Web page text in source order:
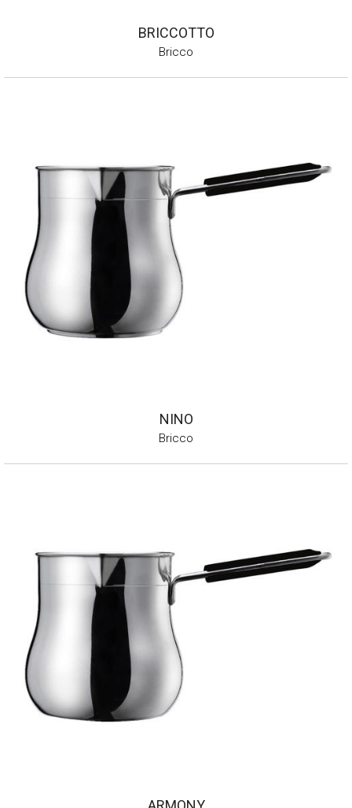
BRICCOTTO
Bricco
NINO
Bricco